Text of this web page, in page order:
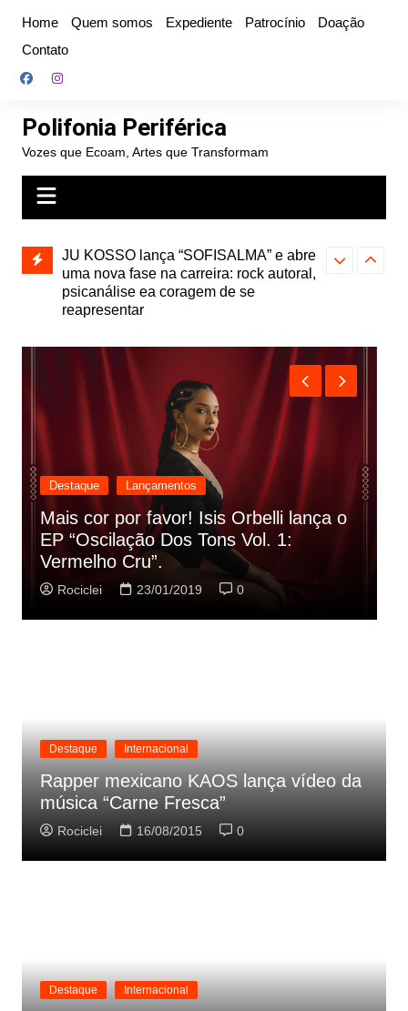
conteúdo
Home Quem somos Expediente Patrocínio
Doação
Contato
Polifonia Periférica
Vozes que Ecoam, Artes que Transformam
e abre
autoral,
Projota relança a mixtape “Projeção”,
de 2010, nas plataformas digitais
Farofa
Destaque Lançamentos
Rashid vai buscar nos HQs as
referencias do clipe de sua nova
música
Rociclei 22/01/2019 0
Destaque Internacional
Rapper mexicano KAOS lança vídeo da
música “Carne Fresca”
Rociclei 16/08/2015 0
Destaque Internacional